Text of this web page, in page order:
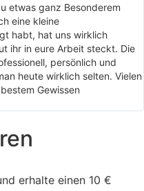
etwas ganz Besonderem
eine kleine
habt, hat uns wirklich
ihr in eure Arbeit steckt. Die
persönlich und
heute wirklich selten. Vielen
Gewissen
erhalte einen 10 €